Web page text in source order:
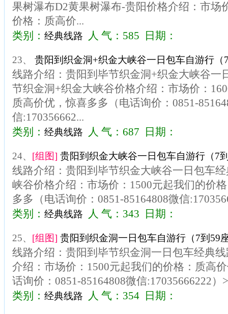
果树瀑布D2黄果树瀑布-贵阳价格介绍：市场
价格：质高价...
类别： 经典线路 人 气：585 日期：
23、 贵阳到织金洞+织金大峡谷一日包车自游行（
线路介绍：贵阳到毕节织金洞+织金大峡谷一
节织金洞+织金大峡谷价格介绍：市场价：
质高价优，惊喜多多（电话询价：0851-
信:170356662...
类别： 经典线路 人 气：687 日期：
24、 [组图] 贵阳到织金大峡谷一日包车自游行（7
线路介绍：贵阳到毕节织金大峡谷一日包车
峡谷价格介绍：市场价：1500元起我们的价
多多（电话询价：0851-85164808微信
类别： 经典线路 人 气：343 日期：
25、 [组图] 贵阳到织金洞一日包车自游行（7到59
线路介绍：贵阳到毕节织金洞一日包车经典
介绍：市场价：1500元起我们的价格：质高
话询价：0851-85164808微信:17035666222
类别： 经典线路 人 气：354 日期：